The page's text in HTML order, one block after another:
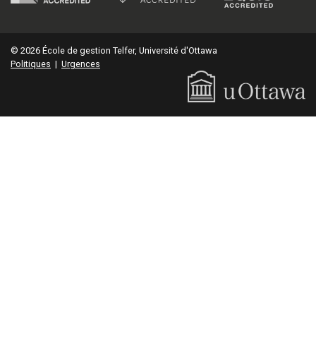
© 2026 École de gestion Telfer, Université d'Ottawa
Politiques | Urgences